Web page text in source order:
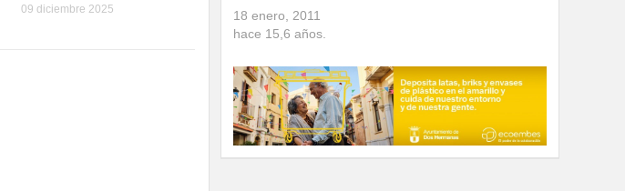
09 diciembre 2025
18 enero, 2011
hace 15,6 años.